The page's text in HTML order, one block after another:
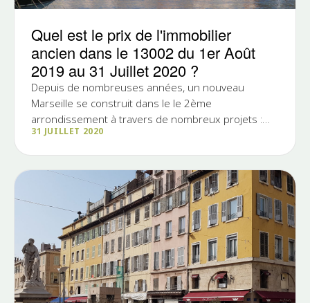
Quel est le prix de l'immobilier
ancien dans le 13002 du 1er Août
2019 au 31 Juillet 2020 ?
Depuis de nombreuses années, un nouveau
Marseille se construit dans le le 2ème
arrondissement à travers de nombreux projets :
piétonisation du Vieux- Port,...
31 JUILLET 2020